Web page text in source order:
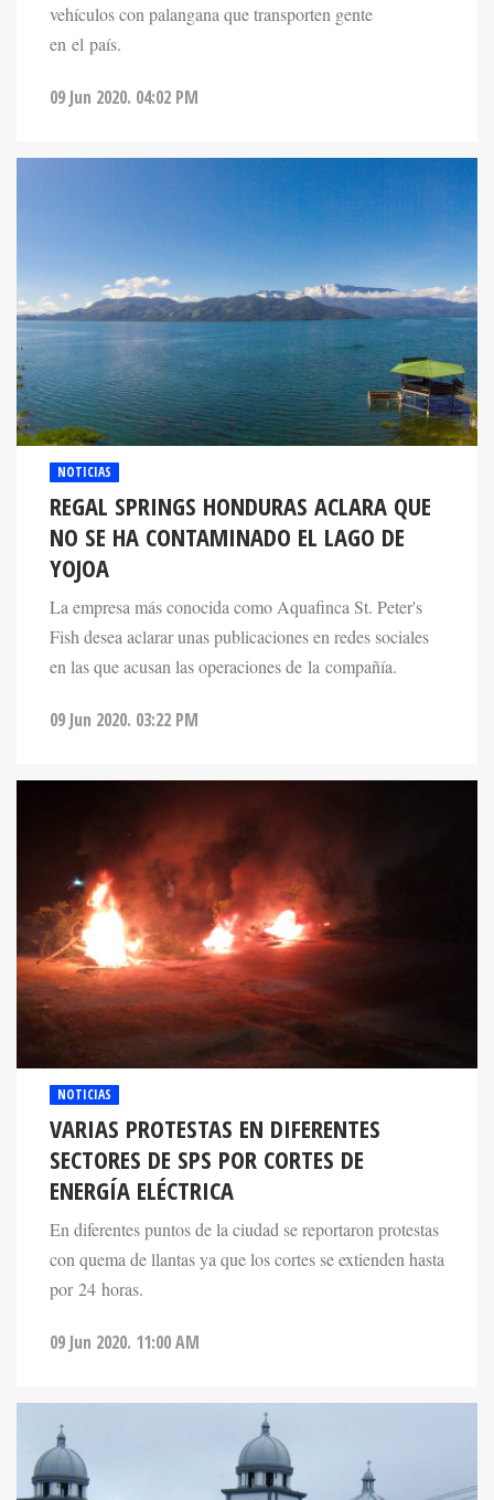
vehículos con palangana que transporten gente
en el país.
09 Jun 2020. 04:02 PM
NOTICIAS
REGAL SPRINGS HONDURAS ACLARA QUE
NO SE HA CONTAMINADO EL LAGO DE
YOJOA
La empresa más conocida como Aquafinca St. Peter's
Fish desea aclarar unas publicaciones en redes sociales
en las que acusan las operaciones de la compañía.
09 Jun 2020. 03:22 PM
NOTICIAS
VARIAS PROTESTAS EN DIFERENTES
SECTORES DE SPS POR CORTES DE
ENERGÍA ELÉCTRICA
En diferentes puntos de la ciudad se reportaron protestas
con quema de llantas ya que los cortes se extienden hasta
por 24 horas.
09 Jun 2020. 11:00 AM